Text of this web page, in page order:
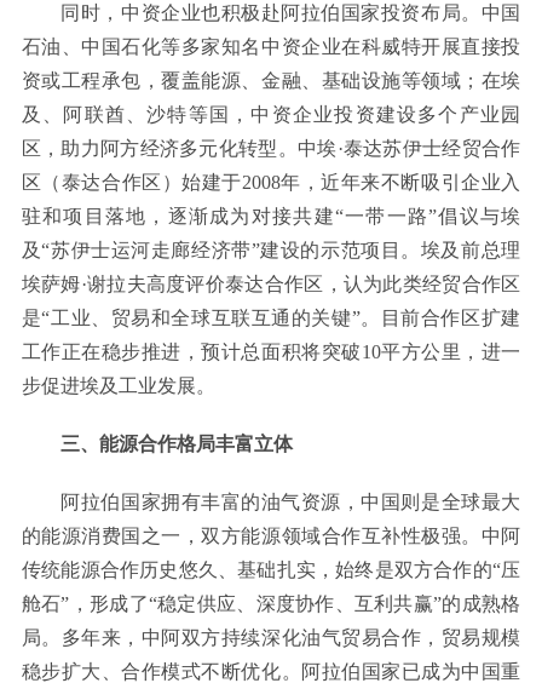
同时，中资企业也积极赴阿拉伯国家投资布局。中国
石油、中国石化等多家知名中资企业在科威特开展直接投
资或工程承包，覆盖能源、金融、基础设施等领域；在埃
及、阿联酋、沙特等国，中资企业投资建设多个产业园
区，助力阿方经济多元化转型。中埃·泰达苏伊士经贸合作
区（泰达合作区）始建于2008年，近年来不断吸引企业入
驻和项目落地，逐渐成为对接共建“一带一路”倡议与埃
及“苏伊士运河走廊经济带”建设的示范项目。埃及前总理
埃萨姆·谢拉夫高度评价泰达合作区，认为此类经贸合作区
是“工业、贸易和全球互联互通的关键”。目前合作区扩建
工作正在稳步推进，预计总面积将突破10平方公里，进一
步促进埃及工业发展。
三、能源合作格局丰富立体
阿拉伯国家拥有丰富的油气资源，中国则是全球最大
的能源消费国之一，双方能源领域合作互补性极强。中阿
传统能源合作历史悠久、基础扎实，始终是双方合作的“压
舱石”，形成了“稳定供应、深度协作、互利共赢”的成熟格
局。多年来，中阿双方持续深化油气贸易合作，贸易规模
稳步扩大、合作模式不断优化。阿拉伯国家已成为中国重